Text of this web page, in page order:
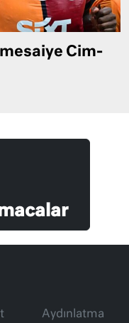
mesaiye Cim-
Aydınlatma